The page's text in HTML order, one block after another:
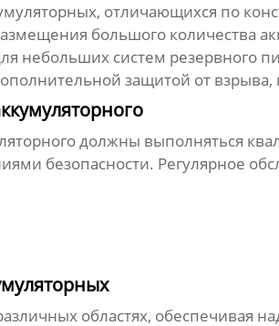
, отличающихся по
большого количества
небольших систем резервного
защитой от взрыва,
должны выполняться
безопасности. Регулярное
областях, обеспечивая